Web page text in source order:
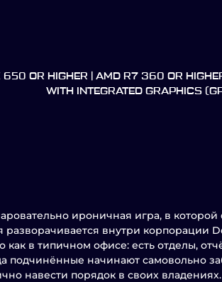
650 OR HIGHER | AMD R7 360 OR
WITH INTEGRATED GRAPHICS
ироничная игра, в которой
внутри корпорации
в типичном офисе: есть отделы,
подчинённые начинают самовольно
навести порядок в своих владениях.